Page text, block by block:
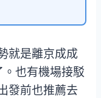
就是離京成成
也有機場接駁
發前也推薦去